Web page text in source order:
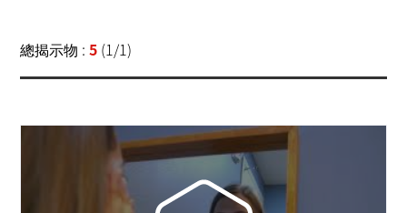
FAQ
總揭示物 :5 (1/1)